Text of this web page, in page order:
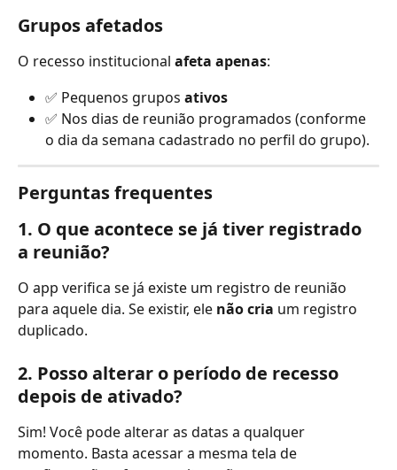
Grupos afetados
O recesso institucional afeta apenas:
✅ Pequenos grupos ativos
✅ Nos dias de reunião programados (conforme
o dia da semana cadastrado no perfil do grupo).
Perguntas frequentes
1. O que acontece se já tiver registrado
a reunião?
O app verifica se já existe um registro de reunião
para aquele dia. Se existir, ele não cria um registro
duplicado.
2. Posso alterar o período de recesso
depois de ativado?
Sim! Você pode alterar as datas a qualquer
momento. Basta acessar a mesma tela de